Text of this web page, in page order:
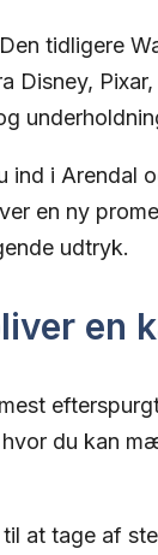
tidligere
i
en ny
udtryk.
en
du kan
at tage af